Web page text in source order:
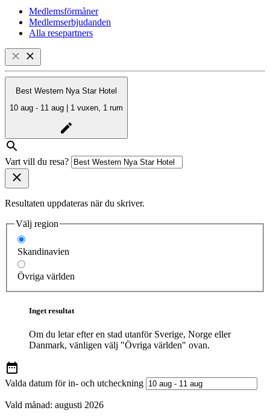
Medlemsförmåner
Medlemserbjudanden
Alla resepartners
Best Western Nya Star Hotel
10 aug - 11 aug | 1 vuxen, 1 rum
Vart vill du resa?
Resultaten uppdateras när du skriver.
Välj region
Skandinavien
Övriga världen
Inget resultat
Om du letar efter en stad utanför Sverige, Norge eller
Danmark, vänligen välj "Övriga världen" ovan.
Valda datum för in- och utcheckning
Vald månad: augusti 2026